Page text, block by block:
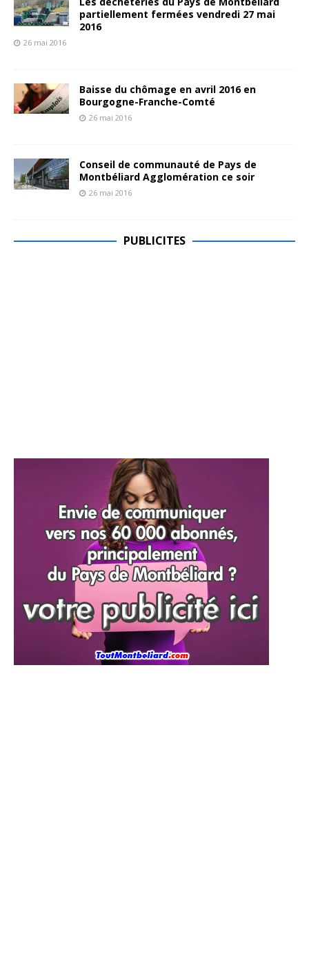
partiellement fermées vendredi 27 mai
2016
26 mai 2016
Baisse du chômage en avril 2016 en
Bourgogne-Franche-Comté
26 mai 2016
Conseil de communauté de Pays de
Montbéliard Agglomération ce soir
26 mai 2016
PUBLICITES